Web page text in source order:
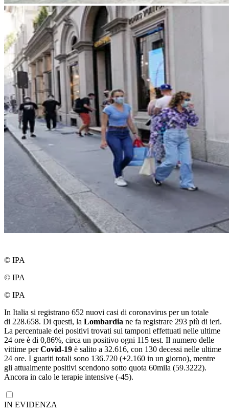
© IPA
© IPA
© IPA
In Italia si registrano 652 nuovi casi di coronavirus per un totale
di 228.658. Di questi, la Lombardia ne fa registrare 293 più di ieri.
La percentuale dei positivi trovati sui tamponi effettuati nelle ultime
24 ore è di 0,86%, circa un positivo ogni 115 test. Il numero delle
vittime perCovid-19 è salito a 32.616, con 130 decessi nelle ultime
24 ore. I guariti totali sono 136.720 (+2.160 in un giorno), mentre
gli attualmente positivi scendono sotto quota 60mila (59.3222).
Ancora in calo le terapie intensive (-45).
IN EVIDENZA